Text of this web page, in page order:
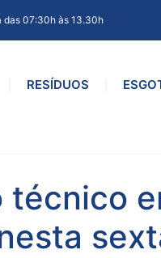
das 07:30h às 13.30h
RESÍDUOS